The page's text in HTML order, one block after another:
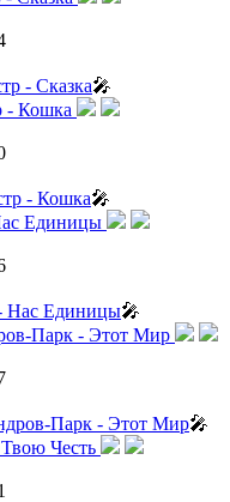
- Сказка🎤
- Кошка🎤
Нас Единицы🎤
Парк - Этот Мир🎤